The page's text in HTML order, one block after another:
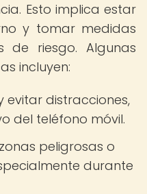
Esto implica estar
y tomar medidas
de riesgo. Algunas
incluyen:
evitar distracciones,
del teléfono móvil.
peligrosas o
durante